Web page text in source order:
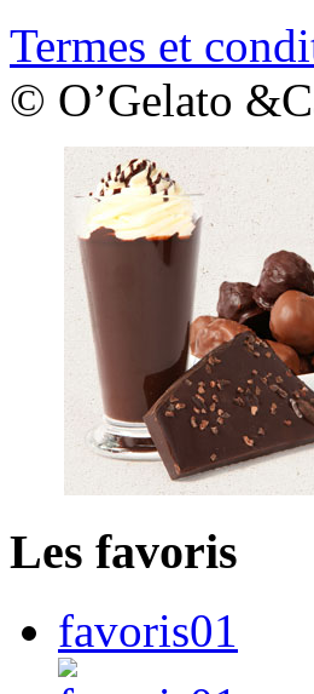
Termes et
© O’Gelato
Les favoris
favoris01